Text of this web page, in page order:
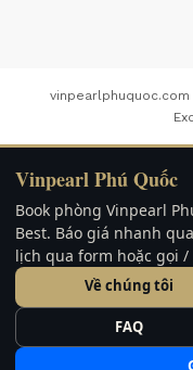
vinpearlphuquoc.com
Vinpearl Phú Quốc
Book phòng Vinpearl
Best. Báo giá nhanh
lịch qua form hoặc gọi /
Về chúng tôi
FAQ